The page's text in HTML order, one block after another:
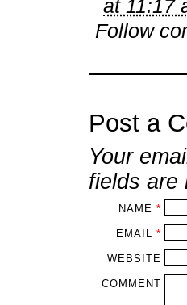
at 11:17
Follow
Post a
Your
fields are
NAME *
EMAIL *
WEBSITE
COMMENT